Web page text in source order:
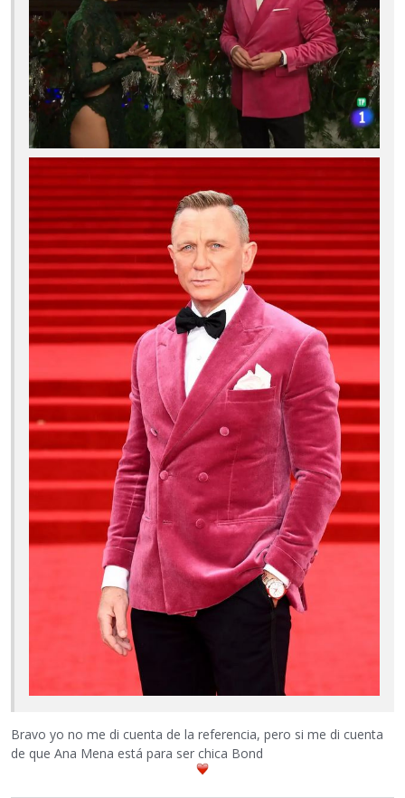
Bravo yo no me di cuenta de la referencia, pero si me di cuenta
de que Ana Mena está para ser chica Bond